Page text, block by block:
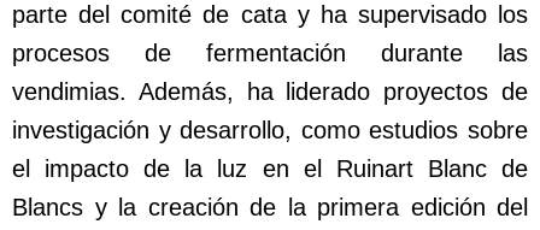
parte del comité de cata y ha supervisado los
procesos de fermentación durante las
vendimias. Además, ha liderado proyectos de
investigación y desarrollo, como estudios sobre
el impacto de la luz en el Ruinart Blanc de
Blancs y la creación de la primera edición del